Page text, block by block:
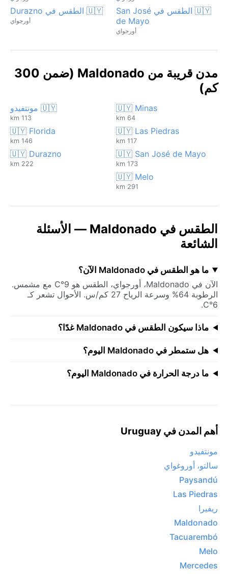
🇺🇾 الطقس في San José
de Mayo
أورجواي
🇺🇾 الطقس في Durazno
أورجواي
مدن قريبة من Maldonado (ضمن 300
كم)
🇺🇾 Minas
64 km
🇺🇾 مونتفيدو
113 km
🇺🇾 Las Piedras
117 km
🇺🇾 Florida
146 km
🇺🇾 San José de Mayo
173 km
🇺🇾 Durazno
222 km
🇺🇾 Melo
291 km
الطقس في Maldonado — الأسئلة
الشائعة
ما هو الطقس في Maldonado الآن؟
الآن في Maldonado، أورجواي، الطقس هو 9°C مع مشمس.
الرطوبة 64% وسرعة الرياح 27 كم/س. الأحوال تشعر كـ
6°C.
ماذا سيكون الطقس في Maldonado غدًا؟
هل ستمطر في Maldonado اليوم؟
ما درجة الحرارة في Maldonado اليوم؟
أهم المدن في Uruguay
مونتفيدو
سالتو، أوروغواي
Paysandú
Las Piedras
ريفيرا
Maldonado
Tacuarembó
Melo
Mercedes